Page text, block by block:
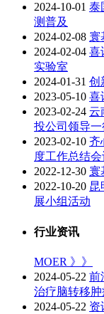
2024-10-01 泰
测普及
2024-02-08 寰
2024-02-04 喜
实验室
2024-01-31 创
2023-05-10 喜
2023-02-24 云
投公司领导
2023-02-10 齐
度工作总结会
2022-12-30 寰
2022-10-20 昆
展小组活动
行业资讯
MOER 》》
2024-05-22 前
治疗脑转移肿
2024-05-22 资